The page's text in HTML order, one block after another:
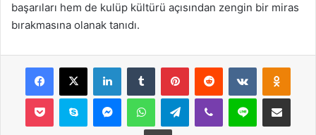
başarıları hem de kulüp kültürü açısından zengin bir miras
bırakmasına olanak tanıdı.
Facebook
X LinkedInTumblr PinterestReddit VKontakte
Pocket Skype MessengerWhatsAppTelegramViber Line E-Posta ile
Yazdır